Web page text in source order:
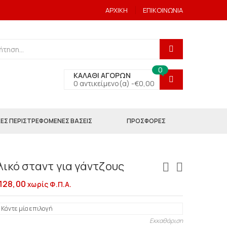
ΑΡΧΙΚΗ ΕΠΙΚΟΙΝΩΝΙΑ
ΚΑΛΑΘΙ ΑΓΟΡΩΝ
0 αντικείμενο(α) -€0,00
0
ΠΕΡΙΣΤΡΕΦΟΜΕΝΕΣ ΒΑΣΕΙΣ ΠΡΟΣΦΟΡΕΣ
σταντ για γάντζους
128,00 χωρίς Φ.Π.Α.
Εκκαθάριση